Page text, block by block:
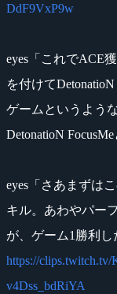
DdF9VxP9w
eyes「これでACE
を付けて
ゲームというよう
DetonatioN
eyes「さあまずは
キル。あわやパー
が、ゲーム1勝利し
https://clips.twitch.tv/
v4Dss_bdRiYA